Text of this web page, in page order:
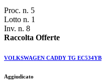
Proc. n. 5
Lotto n. 1
Inv. n. 8
Raccolta Offerte
VOLKSWAGEN CADDY TG EC534YB
Aggiudicato